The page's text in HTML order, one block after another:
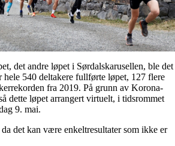
det andre løpet i Sørdalskarusellen, ble det
hele 540 deltakere fullførte løpet, 127 flere
fra 2019. På grunn av Korona-
dette løpet arrangert virtuelt, i tidsrommet
9. mai.
det kan være enkeltresultater som ikke er